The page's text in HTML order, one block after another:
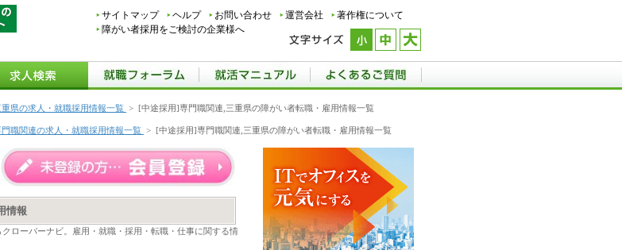
サイトマップ ヘルプ お問い合わせ 運営会社
著作権について
障がい者採用をご検討の企業様へ
重県の求人・就職採用情報一覧 > [中途採用]専門職関連,三重県の障がい者転職・雇用情報一覧
門職関連の求人・就職採用情報一覧 > [中途採用]専門職関連,三重県の障がい者転職・雇用情報一覧
情報
ローバーナビ。雇用・就職・採用・転職・仕事に関する情